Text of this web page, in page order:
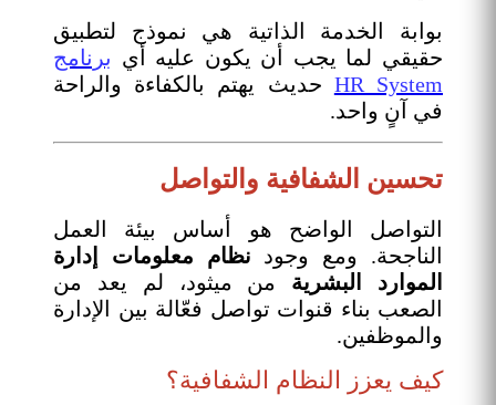
بوابة الخدمة الذاتية هي نموذج لتطبيق
حقيقي لما يجب أن يكون عليه أي برنامج
HR System حديث يهتم بالكفاءة والراحة
في آنٍ واحد.
تحسين الشفافية والتواصل
التواصل الواضح هو أساس بيئة العمل
الناجحة. ومع وجود نظام معلومات إدارة
الموارد البشرية من ميثود، لم يعد من
الصعب بناء قنوات تواصل فعّالة بين الإدارة
والموظفين.
كيف يعزز النظام الشفافية؟